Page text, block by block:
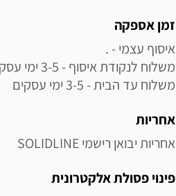
זמן אספקה
משלוח עד הבית - 3-5 ימי עסקים
אחריות
אחריות יבואן רישמי SOLIDLINE
פינוי פסולת אלקטרונית